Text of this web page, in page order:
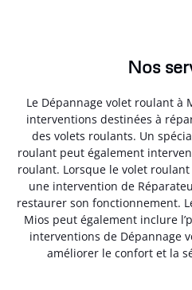
Nos
Le Dépannage volet roulant à
interventions destinées à
des volets roulants. Un
roulant peut également
roulant. Lorsque le volet
une intervention de
restaurer son fonctionnement.
Mios peut également inclure
interventions de Dépannage
améliorer le confort et la